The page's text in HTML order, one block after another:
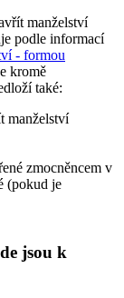
manželství
podle informací
- formou
kromě
také:
manželství
zmocněncem v
(pokud je
jsou k